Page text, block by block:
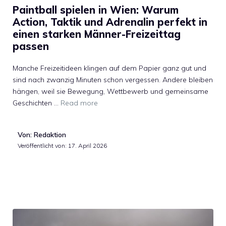
Paintball spielen in Wien: Warum
Action, Taktik und Adrenalin perfekt in
einen starken Männer-Freizeittag
passen
Manche Freizeitideen klingen auf dem Papier ganz gut und
sind nach zwanzig Minuten schon vergessen. Andere bleiben
hängen, weil sie Bewegung, Wettbewerb und gemeinsame
Geschichten … Read more
Von: Redaktion
Veröffentlicht von: 17. April 2026